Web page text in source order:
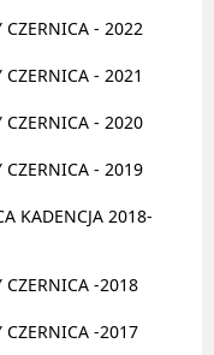
CZERNICA - 2022
CZERNICA - 2021
CZERNICA - 2020
CZERNICA - 2019
KADENCJA 2018-
CZERNICA -2018
CZERNICA -2017